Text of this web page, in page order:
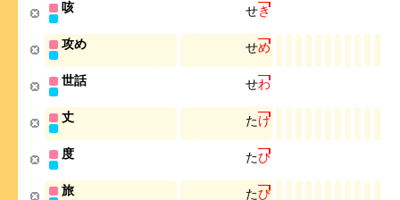
咳 せき
攻め せめ
世話 せわ
丈 たけ
度 たび
旅 たび